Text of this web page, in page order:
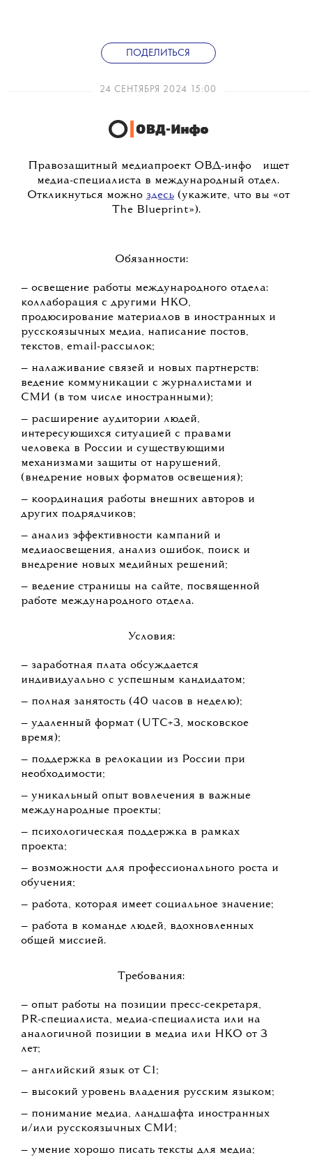
ПОДЕЛИТЬСЯ
24 СЕНТЯБРЯ 2024 15:00
Правозащитный медиапроектОВД-инфо
ищет
медиа-специалиста в международный отдел.
Откликнуться можно здесь(укажите, что вы «от
The Blueprint»).
Обязанности:
— освещение работы международного отдела:
коллаборация с другими НКО,
продюсирование материалов в иностранных и
русскоязычных медиа, написание постов,
текстов, email-рассылок;
— налаживание связей и новых партнерств:
ведение коммуникации с журналистами и
СМИ (в том числе иностранными);
— расширение аудитории людей,
интересующихся ситуацией с правами
человека в России и существующими
механизмами защиты от нарушений,
(внедрение новых форматов освещения);
— координация работы внешних авторов и
других подрядчиков;
— анализ эффективности кампаний и
медиаосвещения, анализ ошибок, поиск и
внедрение новых медийных решений;
— ведение страницы на сайте, посвященной
работе международного отдела.
Условия:
— заработная плата обсуждается
индивидуально с успешным кандидатом;
— полная занятость (40 часов в неделю);
— удаленный формат (UTC+3, московское
время);
— поддержка в релокации из России при
необходимости;
— уникальный опыт вовлечения в важные
международные проекты;
— психологическая поддержка в рамках
проекта;
— возможности для профессионального роста и
обучения;
— работа, которая имеет социальное значение;
— работа в команде людей, вдохновленных
общей миссией.
Требования:
— опыт работы на позиции пресс-секретаря,
PR-специалиста, медиа-специалиста или на
аналогичной позиции в медиа или НКО от 3
лет;
— английский язык от C1;
— высокий уровень владения русским языком;
— понимание медиа, ландшафта иностранных
и/или русскоязычных СМИ;
— умение хорошо писать тексты для медиа;